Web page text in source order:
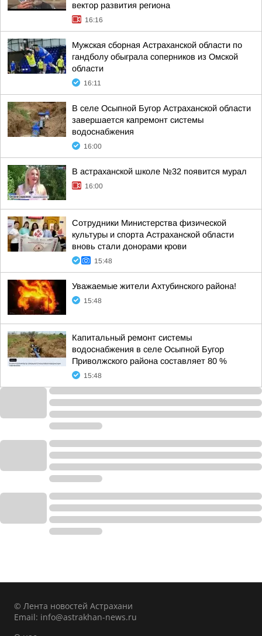
вектор развития региона
16:16
Мужская сборная Астраханской области по
гандболу обыграла соперников из Омской
области
16:11
В селе Осыпной Бугор Астраханской области
завершается капремонт системы
водоснабжения
16:00
В астраханской школе №32 появится мурал
16:00
Сотрудники Министерства физической
культуры и спорта Астраханской области
вновь стали донорами крови
15:48
Уважаемые жители Ахтубинского района!
15:48
Капитальный ремонт системы
водоснабжения в селе Осыпной Бугор
Приволжского района составляет 80 %
15:48
© Лента новостей Астрахани
Email: info@astrakhan-news.ru